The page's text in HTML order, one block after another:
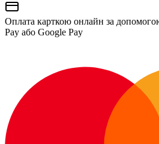
Оплата карткою онлайн за
Pay або Google Pay